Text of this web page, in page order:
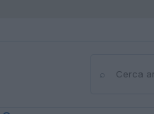
⌕Cerca